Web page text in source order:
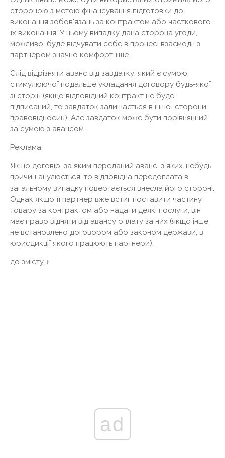
стороною з метою фінансування підготовки до
виконання зобов'язань за контрактом або часткового
їх виконання. У цьому випадку дана сторона угоди,
можливо, буде відчувати себе в процесі взаємодії з
партнером значно комфортніше.
Слід відрізняти аванс від завдатку, який є сумою,
стимулюючої подальше укладання договору будь-якої
зі сторін (якщо відповідний контракт не буде
підписаний, то завдаток залишається в іншої сторони
правовідносин). Але завдаток може бути порівнянний
за сумою з авансом.
Реклама
Якщо договір, за яким переданий аванс, з яких-небудь
причин анулюється, то відповідна передоплата в
загальному випадку повертається внесла його стороні.
Однак якщо її партнер вже встиг поставити частину
товару за контрактом або надати деякі послуги, він
має право відняти від авансу оплату за них (якщо інше
не встановлено договором або законом держави, в
юрисдикції якого працюють партнери).
до змісту ↑
ad